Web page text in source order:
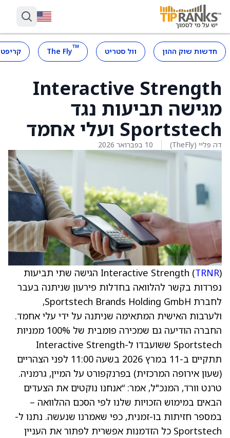
חדשות שוק ההון וול סטריט ™
The Fly
Interactive Strength
מגישה תביעות נגד
Sportstech ועלי אחמד
דה פליי (TheFly) 10 בפברואר 2026
Interactive Strength (TRNR
) הגישה שתי תביעות
נפרדות בקשר להלוואה בחדלות פירעון שניתנה בעבר
לחברת Sportstech Brands Holding GmbH,
ולערבות האישית המתאימה שניתנה על ידי עלי אחמד.
החברה הודיעה גם שמכירה פומבית של 100% ממניות
Sportstech ששועבדו ל-Interactive Strength
תתקיים ב-11 במרץ 2026 בשעה 11:00 לפני הצהריים
(שעון אירופה המרכזית) בפרנקפורט על המיין, גרמניה.
טרנט וורד, המנכ"ל, אמר: “אנחנו נוקטים את הצעדים
הבאים במימוש הזכויות שלנו לפי הסכם ההלוואה –
במספר חזיתות בו-זמנית, כפי שאמרנו שנעשה. נתנו ל-
Sportstech כל הזדמנות אפשרית לפתור את העניין